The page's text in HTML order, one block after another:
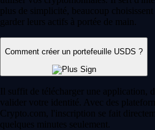
plus de simplicité, beaucoup
garder leurs actifs à portée de main.
Comment créer un portefeuille USDS ?
Il suffit de télécharger une application,
valider votre identité. Avec des
Crypto.com, l'inscription se fait
quelques minutes seulement.